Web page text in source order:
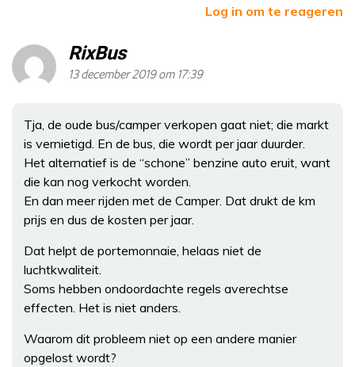
Log in om te reageren
RixBus
13 december 2019 om 17:39
Tja, de oude bus/camper verkopen gaat niet; die markt
is vernietigd. En de bus, die wordt per jaar duurder.
Het alternatief is de “schone” benzine auto eruit, want
die kan nog verkocht worden.
En dan meer rijden met de Camper. Dat drukt de km
prijs en dus de kosten per jaar.
Dat helpt de portemonnaie, helaas niet de
luchtkwaliteit.
Soms hebben ondoordachte regels averechtse
effecten. Het is niet anders.
Waarom dit probleem niet op een andere manier
opgelost wordt?